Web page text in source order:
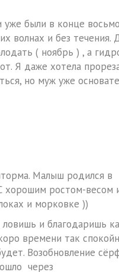
уже были в конце
волнах и без течения.
( ноябрь ) , а
Я даже хотела
но муж уже
Малыш родился в
хорошим ростом-весом
и морковке ))
ловишь и благодаришь
времени так
Возобновление
через